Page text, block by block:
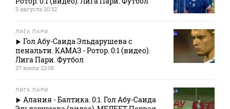
3 августа 20:32
ЛИГА ПАРИ
Гол Абу-Саида Эльдарушева с
пенальти. КАМАЗ - Ротор. 0:1 (видео).
Лига Пари. Футбол
27 июля 22:08
ЛИГА ПАРИ
Алания - Балтика. 0:1. Гол Абу-Саида